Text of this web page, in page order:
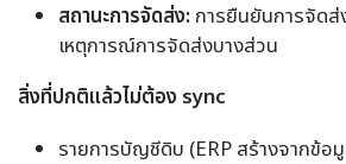
สถานะการจัดส่ง:การยืนยันการจัดส่
เหตุการณ์การจัดส่งบางส่วน
สิ่งที่ปกติแล้วไม่ต้อง sync
รายการบัญชีดิบ (ERP สร้างจากข้อ